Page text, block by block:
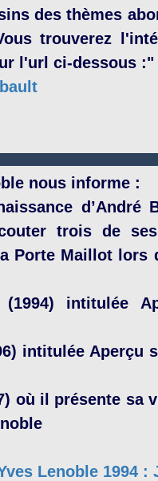
des thèmes
trouverez
l'url ci-dessous :"
nous informe :
d’André
trois de
Porte Maillot lors
intitulée
intitulée Aperçu
où il présente sa
Lenoble 1994 :